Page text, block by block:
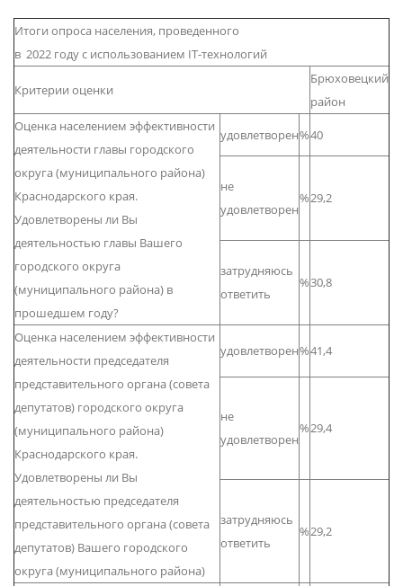
Итоги опроса населения, проведенного
в 2022 году с использованием IT-технологий
Критерии оценки
Брюховецкий
район
Оценка населением эффективности
деятельности главы городского
округа (муниципального района)
Краснодарского края.
Удовлетворены ли Вы
деятельностью главы Вашего
городского округа
(муниципального района) в
прошедшем году?
удовлетворен%40
не
удовлетворен
%29,2
затрудняюсь
ответить
%30,8
Оценка населением эффективности
деятельности председателя
представительного органа (совета
депутатов) городского округа
(муниципального района)
Краснодарского края.
Удовлетворены ли Вы
деятельностью председателя
представительного органа (совета
депутатов) Вашего городского
округа (муниципального района)
удовлетворен%41,4
не
удовлетворен
%29,4
затрудняюсь
ответить
%29,2